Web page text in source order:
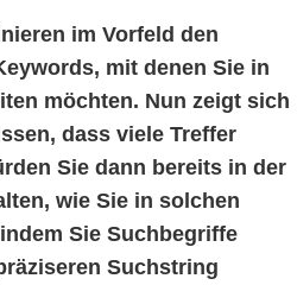
im Vorfeld den
mit denen Sie in
möchten. Nun zeigt sich
dass viele Treffer
Sie dann bereits in der
wie Sie in solchen
Sie Suchbegriffe
Suchstring